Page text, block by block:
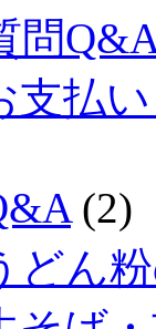
問
支払
(2)
どん